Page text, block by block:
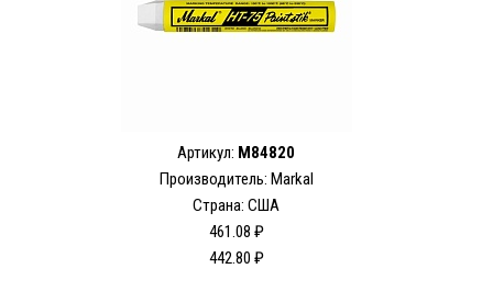
Артикул: M84820
Производитель: Markal
Страна: США
461.08 ₽
442.80 ₽